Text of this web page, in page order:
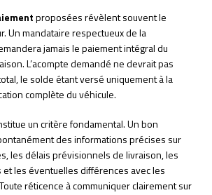
proposées révèlent souvent le
Un mandataire respectueux de la
jamais le paiement intégral du
L’acompte demandé ne devrait pas
le solde étant versé uniquement à la
complète du véhicule.
un critère fondamental. Un bon
des informations précises sur
les délais prévisionnels de livraison, les
les éventuelles différences avec les
réticence à communiquer clairement sur